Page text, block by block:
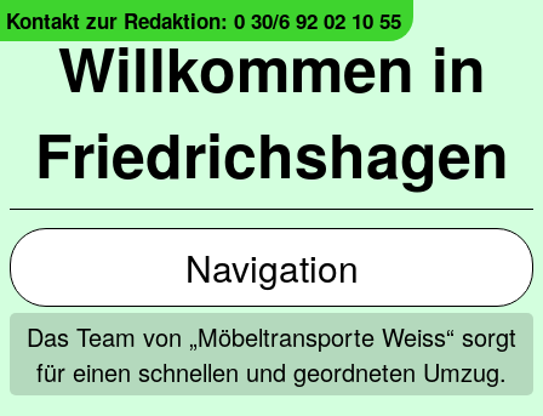
Willkommen in
Friedrichshagen
Kontakt zur Redaktion: 0 30/6 92 02 10 55
Navigation
Das Team von „Möbeltransporte Weiss“ sorgt
für einen schnellen und geordneten Umzug.